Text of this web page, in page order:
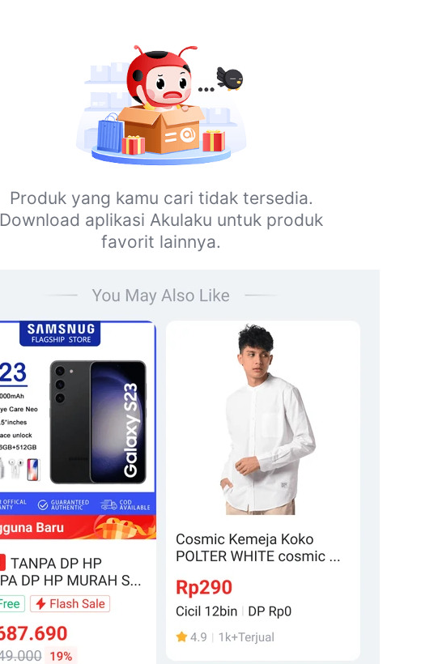
Produk yang kamu cari tidak tersedia.
Download aplikasi Akulaku untuk produk
favorit lainnya.